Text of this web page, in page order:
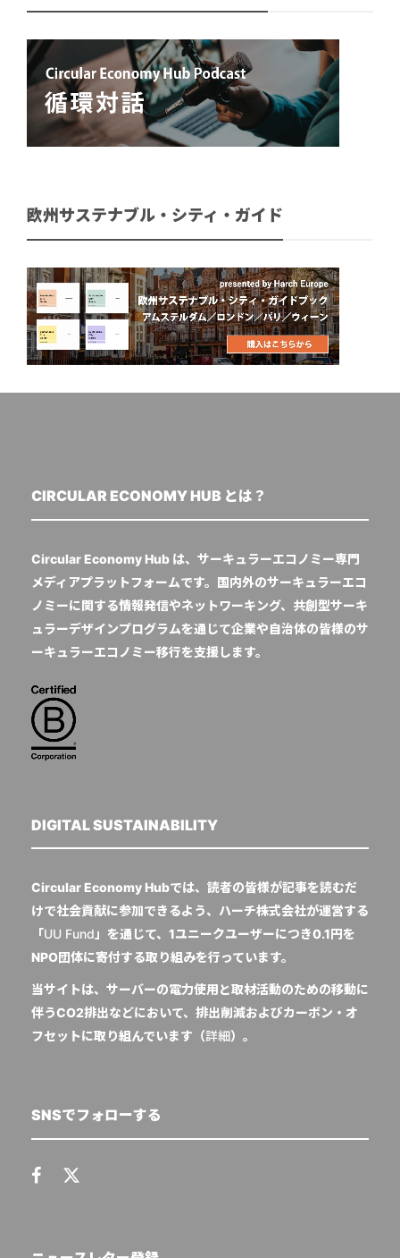
欧州サステナブル・シティ・ガイド
CIRCULAR ECONOMY HUB とは？
Circular Economy Hub は、サーキュラーエコノミー専門
メディアプラットフォームです。国内外のサーキュラーエコ
ノミーに関する情報発信やネットワーキング、共創型サーキ
ュラーデザインプログラムを通じて企業や自治体の皆様のサ
ーキュラーエコノミー移行を支援します。
DIGITAL SUSTAINABILITY
Circular Economy Hubでは、読者の皆様が記事を読むだ
けで社会貢献に参加できるよう、ハーチ株式会社が運営する
「UU Fund」を通じて、1ユニークユーザーにつき0.1円を
NPO団体に寄付する取り組みを行っています。
当サイトは、サーバーの電力使用と取材活動のための移動に
伴うCO2排出などにおいて、排出削減およびカーボン・オ
フセットに取り組んでいます（詳細）。
SNSでフォローする